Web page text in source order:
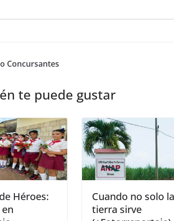
Concursantes
te puede gustar
Héroes:
Cuando no solo la
tierra sirve